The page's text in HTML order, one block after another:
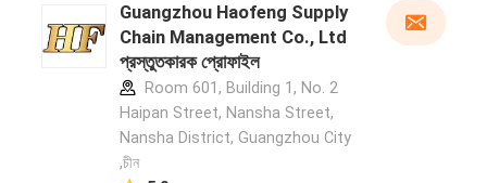
Guangzhou Haofeng Supply
Chain Management Co., Ltd
প্রস্তুতকারক প্রোফাইল
Room 601, Building 1, No. 2
Haipan Street, Nansha Street,
Nansha District, Guangzhou City
,চীন